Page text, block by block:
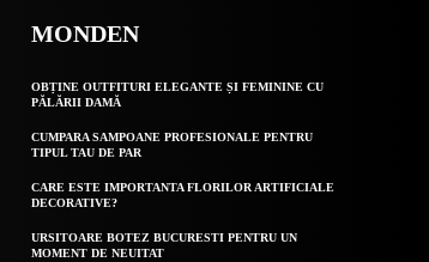
MONDEN
OBȚINE OUTFITURI ELEGANTE ȘI FEMININE CU
PĂLĂRII DAMĂ
CUMPARA SAMPOANE PROFESIONALE PENTRU
TIPUL TAU DE PAR
CARE ESTE IMPORTANTA FLORILOR ARTIFICIALE
DECORATIVE?
URSITOARE BOTEZ BUCURESTI PENTRU UN
MOMENT DE NEUITAT